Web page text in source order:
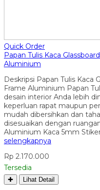
Quick Order
Papan Tulis Kaca
Aluminium
Deskripsi Papan Tulis Kaca
Frame Aluminium Papan
desain interior Anda lebih
keperluan rapat maupun
mudah dibersihkan dan
disesuaikan dengan
Aluminium Kaca 5mm
selengkapnya
Rp 2.170.000
Tersedia
✚ Lihat Detail